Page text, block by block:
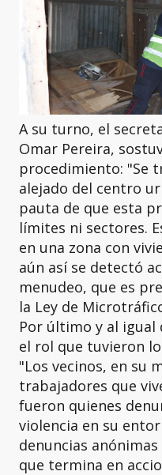
A su turno, el
Omar Pereira,
procedimiento: "Se
alejado del centro
pauta de que esta
límites ni sectores.
en una zona con
aún así se detectó
menudeo, que es
la Ley de
Por último y al igual
el rol que tuvieron
"Los vecinos, en su
trabajadores que
fueron quienes
violencia en su
denuncias
que termina en